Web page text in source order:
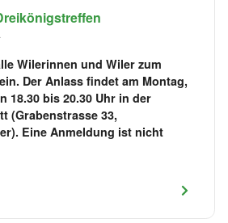
Wilerinnen und Wiler zum
Der Anlass findet am Montag,
18.30 bis 20.30 Uhr in der
(Grabenstrasse 33,
Eine Anmeldung ist nicht